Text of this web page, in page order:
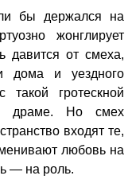
бы держался на
жонглирует
давится от смеха,
дома и уездного
гротескной
драме. Но смех
входят те,
любовь на
— на роль.